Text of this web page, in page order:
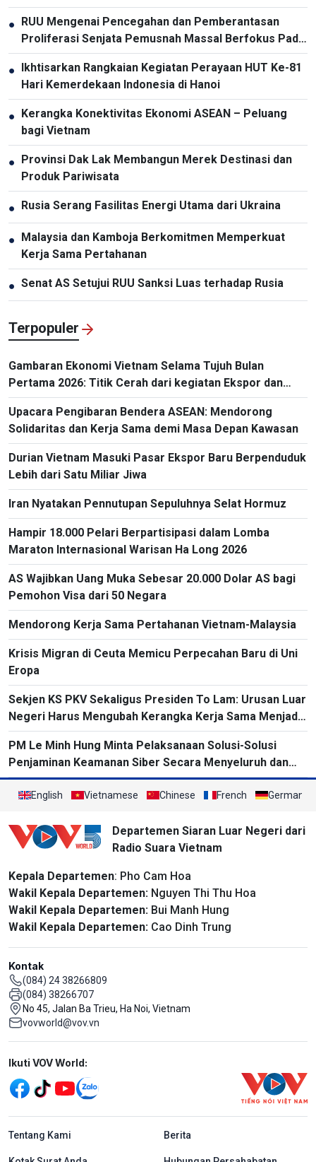
Pemberantasan Kriminalitas
● RUU Mengenai Pencegahan dan Pemberantasan
Proliferasi Senjata Pemusnah Massal Berfokus Pada
Pencegahan dan Pelaksanaan Komitmen
Internasional oleh Vietnam
● Ikhtisarkan Rangkaian Kegiatan Perayaan HUT Ke-81
Hari Kemerdekaan Indonesia di Hanoi
● Kerangka Konektivitas Ekonomi ASEAN – Peluang
bagi Vietnam
● Provinsi Dak Lak Membangun Merek Destinasi dan
Produk Pariwisata
● Rusia Serang Fasilitas Energi Utama dari Ukraina
● Malaysia dan Kamboja Berkomitmen Memperkuat
Kerja Sama Pertahanan
● Senat AS Setujui RUU Sanksi Luas terhadap Rusia
Terpopuler
Gambaran Ekonomi Vietnam Selama Tujuh Bulan
Pertama 2026: Titik Cerah dari kegiatan Ekspor dan
Impor
Upacara Pengibaran Bendera ASEAN: Mendorong
Solidaritas dan Kerja Sama demi Masa Depan Kawasan
Durian Vietnam Masuki Pasar Ekspor Baru Berpenduduk
Lebih dari Satu Miliar Jiwa
Iran Nyatakan Pennutupan Sepuluhnya Selat Hormuz
Hampir 18.000 Pelari Berpartisipasi dalam Lomba
Maraton Internasional Warisan Ha Long 2026
AS Wajibkan Uang Muka Sebesar 20.000 Dolar AS bagi
Pemohon Visa dari 50 Negara
Mendorong Kerja Sama Pertahanan Vietnam-Malaysia
Krisis Migran di Ceuta Memicu Perpecahan Baru di Uni
Eropa
Sekjen KS PKV Sekaligus Presiden To Lam: Urusan Luar
Negeri Harus Mengubah Kerangka Kerja Sama Menjadi
Proyek-Proyek Konkret dan Menganggap Efektivitas
yang Substansial sebagai Tolok Ukur
PM Le Minh Hung Minta Pelaksanaan Solusi-Solusi
Penjaminan Keamanan Siber Secara Menyeluruh dan
Sinkron
English Vietnamese Chinese French German
Departemen Siaran Luar Negeri dari
Radio Suara Vietnam
Kepala Departemen: Pho Cam Hoa
Wakil Kepala Departemen: Nguyen Thi Thu Hoa
Wakil Kepala Departemen: Bui Manh Hung
Wakil Kepala Departemen: Cao Dinh Trung
Kontak
(084) 24 38266809
(084) 38266707
No 45, Jalan Ba Trieu, Ha Noi, Vietnam
vovworld@vov.vn
Mạng xã hội
Ikuti VOV World:
menu footer tiếng Indo
Tentang Kami Berita